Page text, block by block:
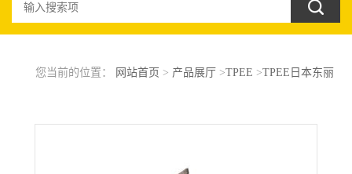
您当前的位置： 网站首页 > 产品展厅>TPEE >TPEE日本东丽